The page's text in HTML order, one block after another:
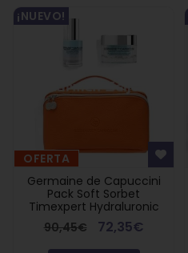
OFERTA
¡NUEVO!
Germaine de Capuccini
Pack Soft Sorbet
Timexpert Hydraluronic
90,45€
72,35€